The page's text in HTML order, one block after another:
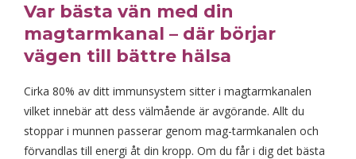
Var bästa vän med din
magtarmkanal – där börjar
vägen till bättre hälsa
Cirka 80% av ditt immunsystem sitter i magtarmkanalen
vilket innebär att dess välmående är avgörande. Allt du
stoppar i munnen passerar genom mag-tarmkanalen och
förvandlas till energi åt din kropp. Om du får i dig det bästa